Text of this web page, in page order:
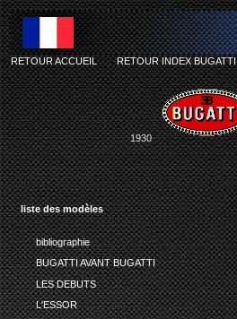
liste des modèles
bibliographie
BUGATTI AVANT BUGATTI
LES DEBUTS
L'ESSOR
RETOUR ACCUEIL-RETOUR INDEX BUGATTI
1930